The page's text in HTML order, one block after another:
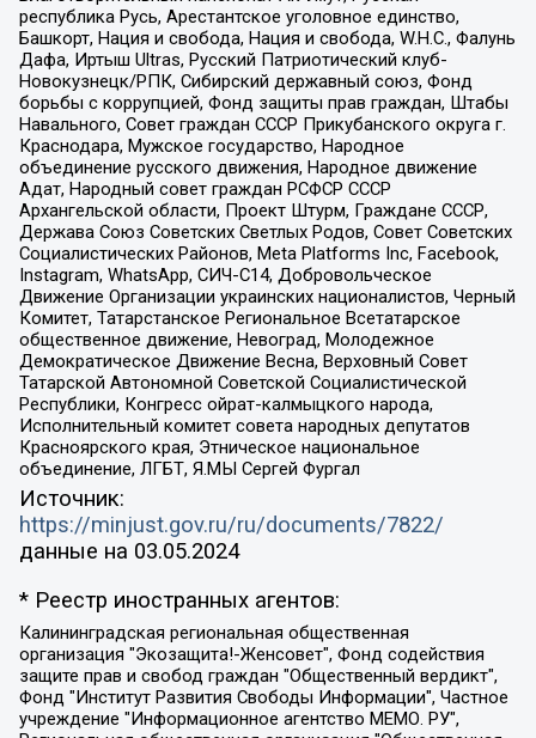
республика Русь, Арестантское уголовное единство,
Башкорт, Нация и свобода, Нация и свобода, W.H.С., Фалунь
Дафа, Иртыш Ultras, Русский Патриотический клуб-
Новокузнецк/РПК, Сибирский державный союз, Фонд
борьбы с коррупцией, Фонд защиты прав граждан, Штабы
Навального, Совет граждан СССР Прикубанского округа г.
Краснодара, Мужское государство, Народное
объединение русского движения, Народное движение
Адат, Народный совет граждан РСФСР СССР
Архангельской области, Проект Штурм, Граждане СССР,
Держава Союз Советских Светлых Родов, Совет Советских
Социалистических Районов, Meta Platforms Inc, Facebook,
Instagram, WhatsApp, СИЧ-С14, Добровольческое
Движение Организации украинских националистов, Черный
Комитет, Татарстанское Региональное Всетатарское
общественное движение, Невоград, Молодежное
Демократическое Движение Весна, Верховный Совет
Татарской Автономной Советской Социалистической
Республики, Конгресс ойрат-калмыцкого народа,
Исполнительный комитет совета народных депутатов
Красноярского края, Этническое национальное
объединение, ЛГБТ, Я.МЫ Сергей Фургал
Источник:
https://minjust.gov.ru/ru/documents/7822/
данные на 03.05.2024
* Реестр иностранных агентов:
Калининградская региональная общественная организация "Экозащита!-Женсовет", Фонд содействия защите прав и свобод граждан "Общественный вердикт", Фонд "Институт Развития Свободы Информации", Частное учреждение "Информационное агентство МЕМО. РУ", Региональная общественная организация "Общественная комиссия по сохранению наследия академика Сахарова", Фонд поддержки свободы прессы, Санкт-Петербургская общественная правозащитная организация "Гражданский контроль", Межрегиональная общественная организация "Информационно-просветительский центр "Мемориал", Региональный Фонд "Центр Защиты Прав Средств Массовой Информации", с 05.12.2023 Фонд "Центр Защиты Прав Средств массовой информации", Региональная общественная благотворительная организация помощи беженцам и мигрантам "Гражданское содействие", Негосударственное образовательное учреждение дополнительного профессионального образования (повышение квалификации) специалистов "АКАДЕМИЯ ПО ПРАВАМ ЧЕЛОВЕКА", Свердловская региональная общественная организация "Сутяжник", Автономная некоммерческая организация "Центр независимых социологических исследований", Союз общественных объединений "Российский исследовательский центр по правам человека", Региональное общественное учреждение научно-информационный центр "МЕМОРИАЛ", Некоммерческая организация "Фонд защиты гласности", Автономная некоммерческая организация "Институт прав человека", Городская общественная организация "Екатеринбургское общество "МЕМОРИАЛ", Городская общественная организация "Рязанское историко-просветительское и правозащитное общество "Мемориал" (Рязанский Мемориал), Челябинский региональный орган общественной самодеятельности – женское общественное объединение "Женщины Евразии", Челябинский региональный орган общественной самодеятельности "Уральская правозащитная группа", Фонд содействия защите здоровья и социальной справедливости имени Андрея Рылькова, Автономная Некоммерческая Организация "Аналитический Центр Юрия Левады", Автономная некоммерческая организация социальной поддержки населения "Проект Апрель", Региональная общественная организация помощи женщинам и детям, находящимся в кризисной ситуации "Информационно-методический центр "Анна", Фонд содействия развитию массовых коммуникаций и правовому просвещению "Так-так-Так", Фонд содействия устойчивому развитию "Серебряная тайга", Свердловский региональный общественный фонд социальных проектов "Новое время", "Idel.Реалии", Кавказ.Реалии, Крым.Реалии, Телеканал Настоящее Время, Татаро-башкирская служба Радио Свобода (Azatliq Radiosi), Радио Свободная Европа/Радио Свобода (PCE/PC), "Сибирь.Реалии", "Фактограф", Благотворительный фонд помощи осужденным и их семьям, Автономная некоммерческая организация "Институт глобализации и социальных движений", Фонд "В защиту прав заключенных", Частное учреждение "Центр поддержки и содействия развитию средств массовой информации", Пензенский региональный общественный благотворительный фонд "Гражданский союз", "Север.Реалии", Некоммерческая организация Фонд "Правовая инициатива", Общество с ограниченной ответственностью "Радио Свободная Европа/Радио Свобода", Чешское информационное агентство "MEDIUM-ORIENT", Красноярская региональная общественная организация "Мы против СПИДа", Камалягин Денис Николаевич, Маркелов Сергей Евгеньевич, Пономарев Лев Александрович, Савицкая Людмила Алексеевна, Автономная некоммерческая организация "Центр по работе с проблемой насилия "НАСИЛИЮ.НЕТ", Межрегиональный профессиональный союз работников здравоохранения "Альянс врачей", Юридическое лицо, зарегистрированное в Латвийской Республике, SIA "Medusa Project" (регистрационный номер 40103797863, дата регистрации 10.06.2014), Некоммерческая организация "Фонд по борьбе с коррупцией", Автономная некоммерческая организация "Институт права и публичной политики", Баданин Роман Сергеевич, Гликин Максим Александрович, Железнова Мария Михайловна, Лукьянова Юлия Сергеевна, Маетная Елизавета Витальевна, Маняхин Петр Борисович, Чуракова Ольга Владимировна, Ярош Юлия Петровна, Юридическое лицо "The Insider SIA", зарегистрированное в Риге, Латвийская Республика (дата регистрации 26.06.2015), являющееся администратором доменного имени интернет-издания "The Insider SIA", https://theins.ru, Постернак Алексей Евгеньевич, Рубин Михаил Аркадьевич, Анин Роман Александрович, Юридическое лицо Istories fonds, зарегистрированное в Латвийской Республике (регистрационный номер 50008295751, дата регистрации 24.02.2020), Великовский Дмитрий Александрович, Долинина Ирина Николаевна, Мароховская Алеся Алексеевна, Шлейнов Роман Юрьевич, Шмагун Олеся Валентиновна, Общество с ограниченной ответственностью "Альтаир 2021", Общество с ограниченной ответственностью "Вега 2021", Общество с ограниченной ответственностью "Главный редактор 2021", Общество с ограниченной ответственностью "Ромашки монолит", Важенков Артем Валерьевич, Ивановская областная общественная организация "Центр гендерных исследований", Гурман Юрий Альбертович, Медиапроект "ОВД-Инфо", Егоров Владимир Владимирович, Жилинский Владимир Александрович, Общество с ограниченной ответственностью "ЗП", Иванова София Юрьевна, Карезина Инна Павловна, Кильтау Екатерина Викторовна, Петров Алексей Викторович, Пискунов Сергей Евгеньевич, Смирнов Сергей Сергеевич, Тихонов Михаил Сергеевич, Общество с ограниченной ответственностью "ЖУРНАЛИСТ-ИНОСТРАННЫЙ АГЕНТ", Арапова Галина Юрьевна, Вольтская Татьяна Анатольевна, Американская компания "Mason G.E.S. Anonymous Foundation" (США), являющаяся владельцем интернет-издания https://mnews.world/, Компания "Stichting Bellingcat", зарегистрированная в Нидерландах (дата регистрации 11.07.2018), Захаров Андрей Вячеславович, Клепиковская Екатерина Дмитриевна, Общество с ограниченной ответственностью "МЕМО", Перл Роман Александрович, Симонов Евгений Алексеевич, Соловьева Елена Анатольевна, Сотников Даниил Владимирович, Сурначева Елизавета Дмитриевна, Автономная некоммерческая организация по защите прав человека и информированию населения "Якутия – Наше Мнение", Общество с ограниченной ответственностью "Москоу диджитал медиа", с 26.01.2023 Общество с ограниченной ответственностью "Чайка Белые сады", Ветошкина Валерия Валерьевна, Заговора Максим Александрович, Межрегиональное общественное движение "Российская ЛГБТ - сеть", Оленичев Максим Владимирович, Павлов Иван Юрьевич, Скворцова Елена Сергеевна, Общество с ограниченной ответственностью "Как бы инагент", Кочетков Игорь Викторович, Общество с ограниченной ответственностью "Честные выборы", Еланчик Олег Александрович, Общество с ограниченной ответственностью "Нобелевский призыв", Гималова Регина Эмилевна, Григорьев Андрей Валерьевич, Григорьева Алина Александровна, Ассоциация по содействию защите прав призывников, альтернативнослужащих и военнослужащих "Правозащитная группа "Гражданин.Армия.Право", Хисамова Регина Фаритовна, Автономная некоммерческая организация по реализации социально-правовых программ "Лилит", Дальневосточное общественное движение "Маяк", Санкт-Петербургская ЛГБТ-инициативная группа "Выход", Инициативная группа ЛГБТ+ "Реверс", Алексеев Андрей Викторович, Бекбулатова Таисия Львовна, Беляев Иван Михайлович, Владыкина Елена Сергеевна, Гельман Марат Александрович, Никульшина Вероника Юрьевна, Толоконникова Надежда Андреевна, Шендерович Виктор Анатольевич, Общество с ограниченной ответственностью "Данное сообщение", Общество с ограниченной ответственностью Издательский дом "Новая глава", Айнбиндер Александра Александровна, Московский комьюнити-центр для ЛГБТ+инициатив, Благотворительный фонд развития филантропии, Deutsche Welle (Германия, Kurt-Schumacher-Strasse 3, 53113 Bonn), Борзунова Мария Михайловна, Воробьев Виктор Викторович, Голубева Анна Львовна, Константинова Алла Михайловна, Малкова Ирина Владимировна, Мурадов Мурад Абдулгалимович, Осетинская Елизавета Николаевна, Понасенков Евгений Николаевич, Ганапольский Матвей Юрьевич, Киселев Евгений Алексеевич, Борухович Ирина Григорьевна, Дремин Иван Тимофеевич, Дубровский Дмитрий Викторович, Красноярская региональная общественная организация поддержки и развития альтернативных образовательных технологий и межкультурных коммуникаций "ИНТЕРРА", Маяковская Екатерина Алексеевна, Фейгин Марк Захарович, Филимонов Андрей Викторович, Дзугкоева Регина Николаевна, Доброхотов Роман Александрович, Дудь Юрий Александрович, Елкин Сергей Владимирович, Кругликов Кирилл Игоревич, Сабунаева Мария Леонидовна, Семенов Алексей Владимирович, Шаинян Карен Багратович, Шульман Екатерина Михайловна, Асафьев Артур Валерьевич, Вахштайн Виктор Семенович, Венедиктов Алексей Алексеевич, Лушникова Екатерина Евгеньевна, Волков Леонид Михайлович, Невзоров Александр Глебович, Пархоменко Сергей Борисович, Сироткин Ярослав Николаевич, Кара-Мурза Владимир Владимирович, Баранова Наталья Владимировна, Гозман Леонид Яковлевич, Кагарлицкий Борис Юльевич, Климарев Михаил Валерьевич, Милов Владимир Станиславович, Автономная некоммерческая организация Краснодарский центр современного искусства "Типография", Моргенштерн Алишер Тагирович, Соболь Любовь Эдуардовна, Общество с ограниченной ответственностью "ЛИЗА НОРМ", Каспаров Гарри Кимович, Ходорковский Михаил Борисович, Общество с ограниченной ответственностью "Апрельские тезисы", Данилович Ирина Брониславовна, Кашин Олег Владимирович, Петров Николай Владимирович, Пивоваров Алексей Владимирович, Соколов Михаил Владимирович, Цветкова Юлия Владимировна, Чичваркин Евгений Александрович, Комитет против пыток/Команда против пыток, Общество с ограниченной ответственностью "Первый научный", Общество с ограниченной ответственностью "Вертолет и ко", Белоцерковская Вероника Борисовна, Кац Максим Евгеньевич, Лазарева Татьяна Юрьевна, Шаведдинов Руслан Табризович, Яшин Илья Валерьевич, Общество с ограниченной ответственностью "Иноагент ААВ", Алешковский Дмитрий Петрович, Альбац Евгения Марковна, Быков Дмитрий Львович, Галямина Юлия Евгеньевна, Лойко Сергей Леонидович, Мартынов Кирилл Константинович, Медведев Сергей Александрович, Крашенинников Федор Геннадиевич, Гордеева Катерина Вл